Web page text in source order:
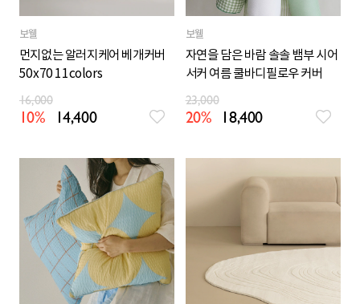
보웰
먼지없는 알러지케어 베개커버
50x70 11colors
16,000
10% 14,400
보웰
자연을 담은 바람 솔솔 뱀부 시어
서커 여름 쿨바디필로우 커버
23,000
20% 18,400